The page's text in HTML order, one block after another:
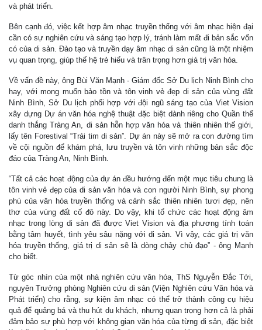
và phát triển.
Bên cạnh đó, việc kết hợp âm nhạc truyền thống với âm nhạc hiện đại
cần có sự nghiên cứu và sáng tạo hợp lý, tránh làm mất đi bản sắc vốn
có của di sản. Đào tạo và truyền dạy âm nhạc di sản cũng là một nhiệm
vụ quan trọng, giúp thế hệ trẻ hiểu và trân trọng hơn giá trị văn hóa.
Về vấn đề này, ông Bùi Văn Mạnh - Giám đốc Sở Du lịch Ninh Bình cho
hay, với mong muốn bảo tồn và tôn vinh vẻ đẹp di sản của vùng đất
Ninh Bình, Sở Du lịch phối hợp với đội ngũ sáng tạo của Viet Vision
xây dựng Dự án văn hóa nghệ thuật đặc biệt dành riêng cho Quần thể
danh thắng Tràng An, di sản hỗn hợp văn hóa và thiên nhiên thế giới,
lấy tên Forestival “Trái tim di sản”. Dự án này sẽ mở ra con đường tìm
về cội nguồn để khám phá, lưu truyền và tôn vinh những bản sắc độc
đáo của Tràng An, Ninh Bình.
“Tất cả các hoạt động của dự án đều hướng đến một mục tiêu chung là
tôn vinh vẻ đẹp của di sản văn hóa và con người Ninh Bình, sự phong
phú của văn hóa truyền thống và cảnh sắc thiên nhiên tươi đẹp, nên
thơ của vùng đất cố đô này. Do vậy, khi tổ chức các hoạt động âm
nhạc trong lòng di sản đã được Viet Vision và địa phương tính toán
bằng tâm huyết, tình yêu sâu nặng với di sản. Vì vậy, các giá trị văn
hóa truyền thống, giá trị di sản sẽ là dòng chảy chủ đạo” - ông Mạnh
cho biết.
Từ góc nhìn của một nhà nghiên cứu văn hóa, ThS Nguyễn Đắc Tới,
nguyên Trưởng phòng Nghiên cứu di sản (Viện Nghiên cứu Văn hóa và
Phát triển) cho rằng, sự kiện âm nhạc có thể trở thành công cụ hiệu
quả để quảng bá và thu hút du khách, nhưng quan trọng hơn cả là phải
đảm bảo sự phù hợp với không gian văn hóa của từng di sản, đặc biệt